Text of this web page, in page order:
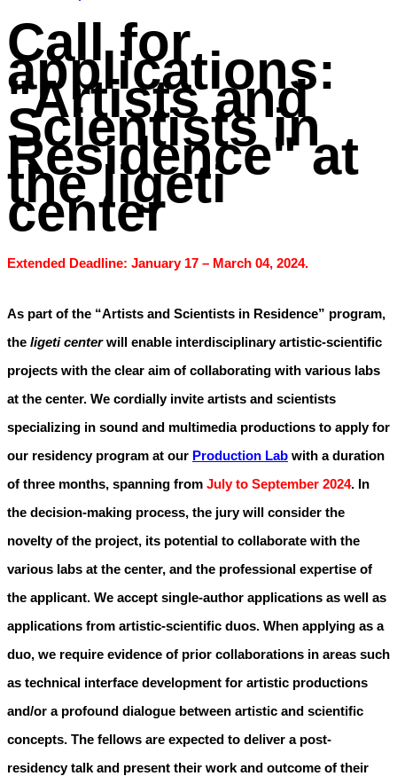
Call for
applications:
"Artists and
Scientists in
Residence" at
the ligeti
center
Extended Deadline: January 17 – March 04, 2024.
As part of the “Artists and Scientists in Residence” program,
the ligeti centerwill enable interdisciplinary artistic-scientific
projects with the clear aim of collaborating with various labs
at the center. We cordially invite artists and scientists
specializing in sound and multimedia productions to apply for
our residency program at our Production Lab with a duration
of three months, spanning from July to September 2024. In
the decision-making process, the jury will consider the
novelty of the project, its potential to collaborate with the
various labs at the center, and the professional expertise of
the applicant. We accept single-author applications as well as
applications from artistic-scientific duos. When applying as a
duo, we require evidence of prior collaborations in areas such
as technical interface development for artistic productions
and/or a profound dialogue between artistic and scientific
concepts. The fellows are expected to deliver a post-
residency talk and present their work and outcome of their